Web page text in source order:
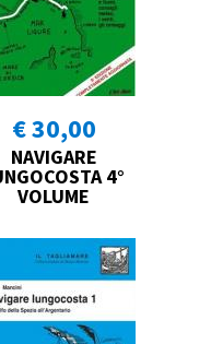
€ 30,00
NAVIGARE
4°
VOLUME